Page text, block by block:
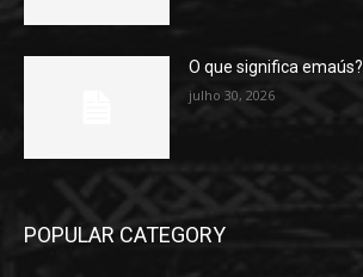
O que significa emaús?
julho 30, 2026
POPULAR CATEGORY